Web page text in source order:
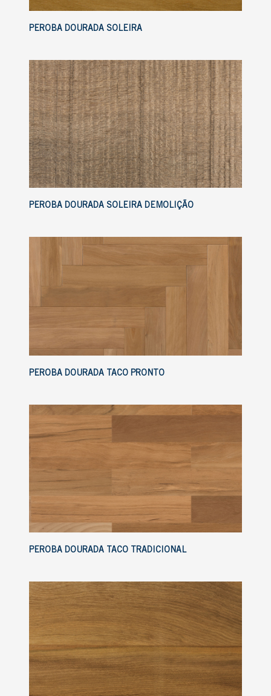
PEROBA DOURADA SOLEIRA
PEROBA DOURADA SOLEIRA DEMOLIÇÃO
PEROBA DOURADA TACO PRONTO
PEROBA DOURADA TACO TRADICIONAL